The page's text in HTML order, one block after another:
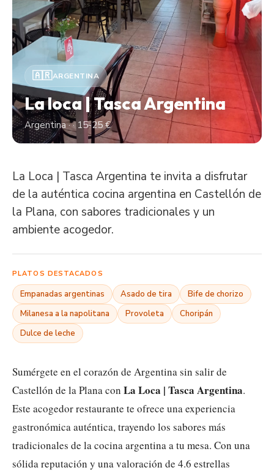
🇦🇷ARGENTINA
La loca | Tasca Argentina
Argentina · · 15-25 €
La Loca | Tasca Argentina te invita a disfrutar
de la auténtica cocina argentina en Castellón de
la Plana, con sabores tradicionales y un
ambiente acogedor.
PLATOS DESTACADOS
Empanadas argentinas Asado de tira
Bife de chorizo
Milanesa a la napolitana
Provoleta
Choripán
Dulce de leche
Sumérgete en el corazón de Argentina sin salir de
Castellón de la Plana con La Loca | Tasca Argentina.
Este acogedor restaurante te ofrece una experiencia
gastronómica auténtica, trayendo los sabores más
tradicionales de la cocina argentina a tu mesa. Con una
sólida reputación y una valoración de 4.6 estrellas